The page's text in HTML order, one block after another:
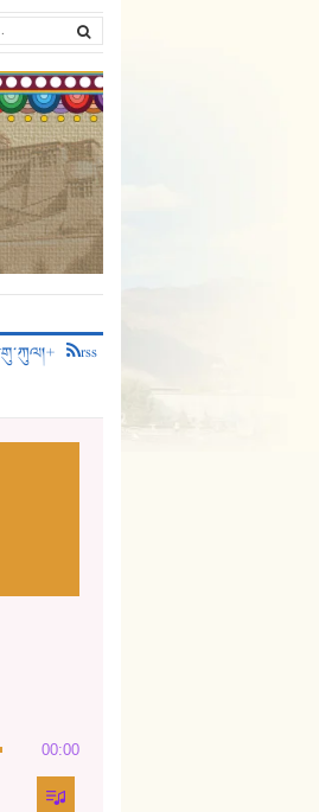
གུ་ཀུལ།+ rss
00:00